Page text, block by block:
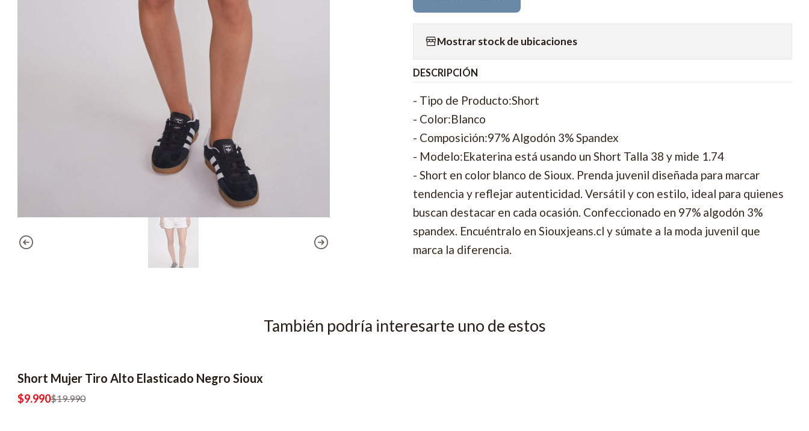
Mostrar stock de ubicaciones
DESCRIPCIÓN
- Tipo de Producto:Short
- Color:Blanco
- Composición:97% Algodón 3% Spandex
- Modelo:Ekaterina está usando un Short Talla 38 y mide 1.74
- Short en color blanco de Sioux. Prenda juvenil diseñada para marcar
tendencia y reflejar autenticidad. Versátil y con estilo, ideal para quienes
buscan destacar en cada ocasión. Confeccionado en 97% algodón 3%
spandex. Encuéntralo en Siouxjeans.cl y súmate a la moda juvenil que
marca la diferencia.
También podría interesarte uno de estos
-50% OFF
Short Mujer Tiro Alto Elasticado Negro Sioux
$9.990$19.990